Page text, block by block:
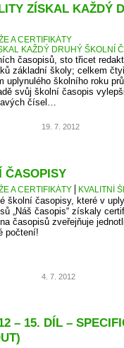
ZÍSKAL KAŽDÝ
A CERTIFIKÁTY
KAŽDÝ DRUHÝ ŠKOLNÍ
časopisů, sto třicet
základní školy; celkem
uplynulého školního roku
svůj školní časopis
čísel…
19. 7. 2012
ČASOPISY
A CERTIFIKÁTY KVALITNÍ
školní časopisy, které v
„Náš časopis“ získaly
časopisů zveřejňuje
počtení!
4. 7. 2012
– 15. DÍL –